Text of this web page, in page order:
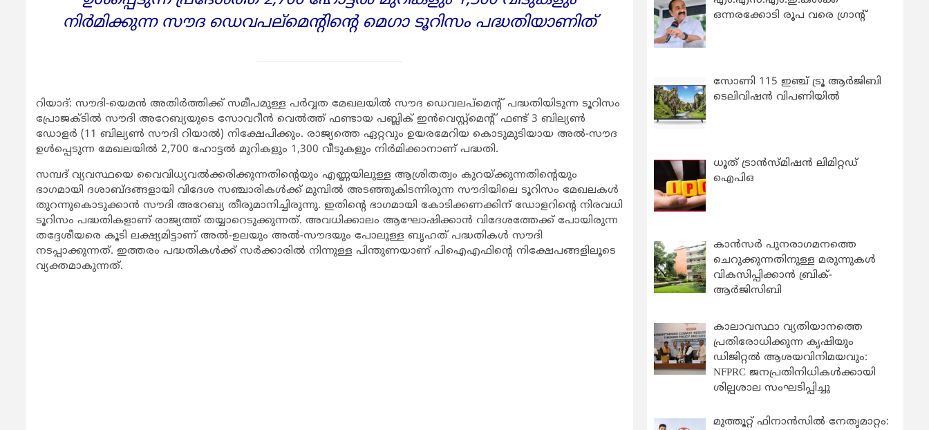
നിര്‍മിക്കുന്ന സൗദ ഡെവപല്‌മെന്റിന്റെ മെഗാ ടൂറിസം പദ്ധതിയാണിത്
റിയാദ്: സൗദി-യെമന്‍ അതിര്‍ത്തിക്ക് സമീപമുള്ള പര്‍വ്വത മേഖലയില്‍ സൗദ ഡെവലപ്‌മെന്റ് പദ്ധതിയിടുന്ന ടൂറിസം
പ്രോജക്ടില്‍ സൗദി അറേബ്യയുടെ സോവറീന്‍ വെല്‍ത്ത് ഫണ്ടായ പബ്ലിക് ഇന്‍വെസ്റ്റ്‌മെന്റ് ഫണ്ട് 3 ബില്യണ്‍
ഡോളര്‍ (11 ബില്യണ്‍ സൗദി റിയാല്‍) നിക്ഷേപിക്കും. രാജ്യത്തെ ഏറ്റവും ഉയരമേറിയ കൊടുമുടിയായ അല്‍-സൗദ
ഉള്‍പ്പെടുന്ന മേഖലയില്‍ 2,700 ഹോട്ടല്‍ മുറികളും 1,300 വീടുകളും നിര്‍മിക്കാനാണ് പദ്ധതി.
സമ്പദ് വ്യവസ്ഥയെ വൈവിധ്യവല്‍ക്കരിക്കുന്നതിന്റെയും എണ്ണയിലുള്ള ആശ്രിതത്വം കുറയ്ക്കുന്നതിന്റെയും
ഭാഗമായി ദശാബ്ദങ്ങളായി വിദേശ സഞ്ചാരികള്‍ക്ക് മുമ്പില്‍ അടഞ്ഞുകിടന്നിരുന്ന സൗദിയിലെ ടൂറിസം മേഖലകള്‍
തുറന്നുകൊടുക്കാന്‍ സൗദി അറേബ്യ തീരുമാനിച്ചിരുന്നു. ഇതിന്റെ ഭാഗമായി കോടിക്കണക്കിന് ഡോളറിന്റെ നിരവധി
ടൂറിസം പദ്ധതികളാണ് രാജ്യത്ത് തയ്യാറെടുക്കുന്നത്. അവധിക്കാലം ആഘോഷിക്കാന്‍ വിദേശത്തേക്ക് പോയിരുന്ന
തദ്ദേശീയരെ കൂടി ലക്ഷ്യമിട്ടാണ് അല്‍-ഉലയും അല്‍-സൗദയും പോലുള്ള ബൃഹത് പദ്ധതികള്‍ സൗദി
നടപ്പാക്കുന്നത്. ഇത്തരം പദ്ധതികള്‍ക്ക് സര്‍ക്കാരില്‍ നിന്നുള്ള പിന്തുണയാണ് പിഐഎഫിന്റെ നിക്ഷേപങ്ങളിലൂടെ
വ്യക്തമാകുന്നത്.
ഒന്നരക്കോടി രൂപ വരെ ഗ്രാന്റ്
സോണി 115 ഇഞ്ച് ട്രൂ ആർജിബി
ടെലിവിഷൻ വിപണിയിൽ
ധൂത് ട്രാൻസ്മിഷൻ ലിമിറ്റഡ്
ഐപിഒ
കാന്‍സര്‍ പുനരാഗമനത്തെ
ചെറുക്കുന്നതിനുള്ള മരുന്നുകള്‍
വികസിപ്പിക്കാന്‍ ബ്രിക്-
ആര്‍ജിസിബി
കാലാവസ്ഥാ വ്യതിയാനത്തെ
പ്രതിരോധിക്കുന്ന കൃഷിയും
ഡിജിറ്റൽ ആശയവിനിമയവും:
NFPRC ജനപ്രതിനിധികൾക്കായി
ശില്പശാല സംഘടിപ്പിച്ചു
മുത്തൂറ്റ് ഫിനാൻസിൽ നേതൃമാറ്റം: